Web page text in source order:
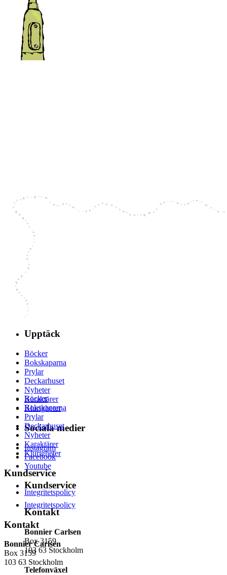
Upptäck
Böcker
Bokskaparna
Prylar
Deckarhuset
Nyheter
Karaktärer
Klurigheter
Sociala medier
Instagram
Facebook
Youtube
Kundservice
Integritetspolicy
Kontakt
Bonnier Carlsen
Box 3159
103 63 Stockholm
Böcker
Bokskaparna
Prylar
Deckarhuset
Nyheter
Karaktärer
Klurigheter
Kundservice
Integritetspolicy
Kontakt
Bonnier Carlsen
Box 3159
103 63 Stockholm
Telefonväxel